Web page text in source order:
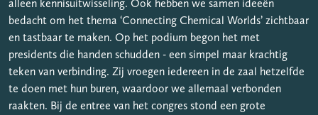
alleen kennisuitwisseling. Ook hebben we samen ideeën
bedacht om het thema ‘Connecting Chemical Worlds’ zichtbaar
en tastbaar te maken. Op het podium begon het met
presidents die handen schudden - een simpel maar krachtig
teken van verbinding. Zij vroegen iedereen in de zaal hetzelfde
te doen met hun buren, waardoor we allemaal verbonden
raakten. Bij de entree van het congres stond een grote